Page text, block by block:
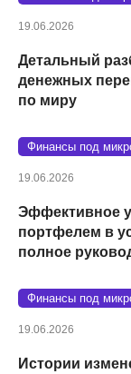
19.06.2026
Детальный
денежных
по миру
Финансы под
19.06.2026
Эффективное
портфелем в
полное
Финансы под
19.06.2026
Истории